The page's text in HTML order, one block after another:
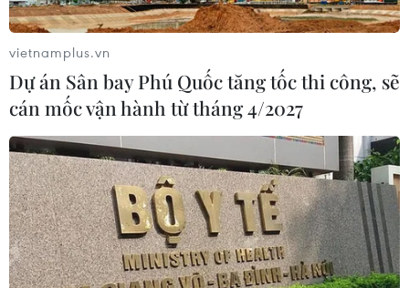
Lào Cai khẩn trương tìm kiếm 2
người mất tích do mưa lũ
07/08/2026 03:04
Khẩn trương phân luồng giao thông
sau vụ sạt lở trên tuyến ĐT161 ở Lào
Cai
07/08/2026 02:37
Thời tiết ngày 7/8: Bắc Bộ và Bắc
vietnamplus.vn
Dự án Sân bay Phú Quốc tăng tốc thi công, sẽ
cán mốc vận hành từ tháng 4/2027